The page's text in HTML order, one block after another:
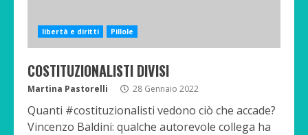
libertà e diritti Pillole
COSTITUZIONALISTI DIVISI
Martina Pastorelli 28 Gennaio 2022
Quanti #costituzionalisti vedono ciò che accade?
Vincenzo Baldini: qualche autorevole collega ha